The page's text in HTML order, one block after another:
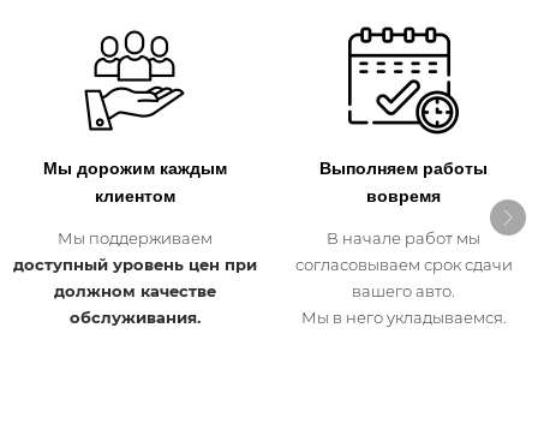
Мы дорожим каждым
клиентом
Мы поддерживаем
доступный уровень цен при
должном качестве
обслуживания.
Выполняем работы
вовремя
В начале работ мы
согласовываем срок сдачи
вашего авто.
Мы в него укладываемся.